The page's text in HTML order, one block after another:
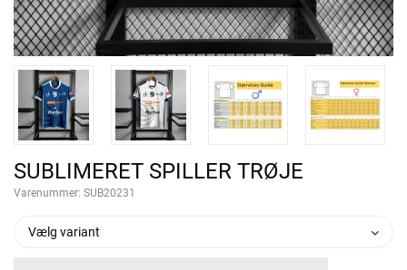
SUBLIMERET SPILLER TRØJE
Varenummer: SUB20231
Vælg variant